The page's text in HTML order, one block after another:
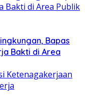
Bapas
Bakti di Area